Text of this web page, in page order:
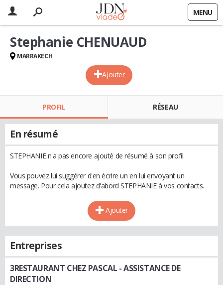
MENU
Ajouter
Stephanie CHENUAUD
MARRAKECH
PROFIL RÉSEAU
En résumé
STEPHANIE n'a pas encore ajouté de résumé à son profil.
Vous pouvez lui suggérer d'en écrire un en lui envoyant un
message. Pour cela ajoutez d'abord STEPHANIE à vos contacts.
Ajouter
Entreprises
3RESTAURANT CHEZ PASCAL - ASSISTANCE DE
DIRECTION